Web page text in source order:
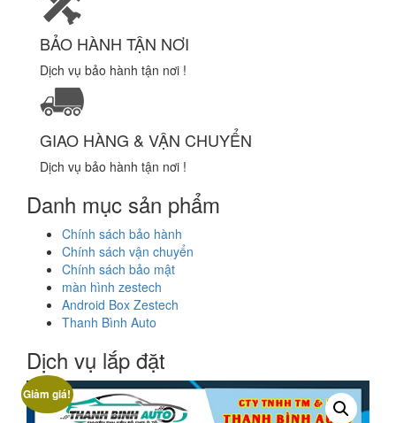
BẢO HÀNH TẬN NƠI
Dịch vụ bảo hành tận nơi !
GIAO HÀNG & VẬN CHUYỂN
Dịch vụ bảo hành tận nơi !
Danh mục sản phẩm
Chính sách bảo hành
Chính sách vận chuyển
Chính sách bảo mật
màn hình zestech
Android Box Zestech
Thanh Bình Auto
Dịch vụ lắp đặt
Giảm giá!